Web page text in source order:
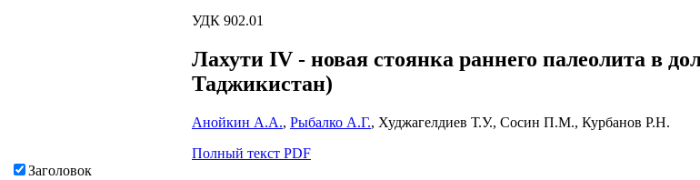
Заголовок
УДК 902.01
Лахути IV - новая стоянка раннего палеолита в
Таджикистан)
Анойкин А.А., Рыбалко А.Г., Худжагелдиев Т.У., Сосин П.М., Курбанов Р.Н.
Полный текст PDF